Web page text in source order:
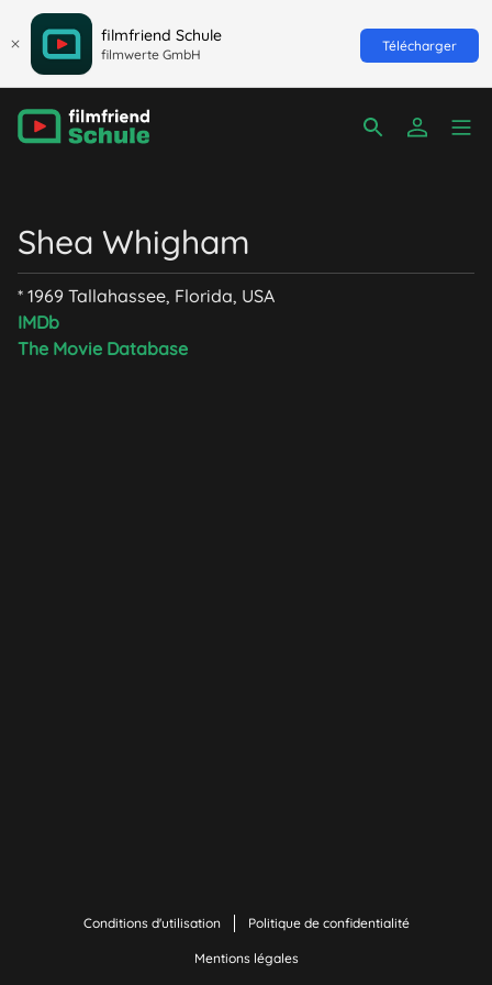
filmfriend Schule
filmwerte GmbH
Télécharger
Shea Whigham
* 1969 Tallahassee, Florida, USA
IMDb
The Movie Database
Conditions d'utilisation Politique de confidentialité
Mentions légales